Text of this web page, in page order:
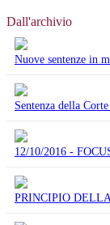
Dall'archivio
Nuove sentenze in
Sentenza della
12/10/2016 -
PRINCIPIO